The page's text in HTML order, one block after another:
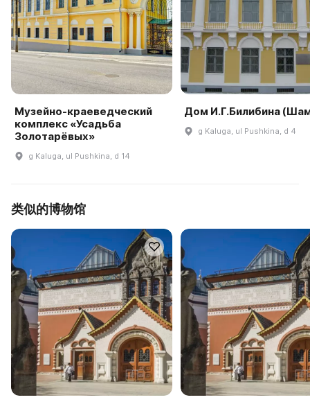
Музейно-краеведческий
комплекс «Усадьба
Золотарёвых»
g Kaluga, ul Pushkina, d 14
Дом И.Г.Билибина
g Kaluga, ul Pushkina, d 4
类似的博物馆